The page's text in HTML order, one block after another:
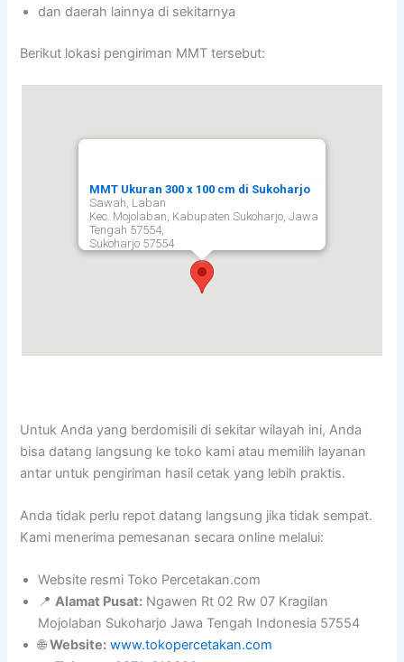
dan daerah lainnya di sekitarnya
Berikut lokasi pengiriman MMT tersebut:
MMT Ukuran 300 x 100 cm di Sukoharjo
Sawah, Laban
Kec. Mojolaban, Kabupaten Sukoharjo, Jawa
Tengah 57554,
Sukoharjo 57554
Untuk Anda yang berdomisili di sekitar wilayah ini, Anda
bisa datang langsung ke toko kami atau memilih layanan
antar untuk pengiriman hasil cetak yang lebih praktis.
Anda tidak perlu repot datang langsung jika tidak sempat.
Kami menerima pemesanan secara online melalui:
Website resmi Toko Percetakan.com
📍Alamat Pusat: Ngawen Rt 02 Rw 07 Kragilan
Mojolaban Sukoharjo Jawa Tengah Indonesia 57554
🌐Website: www.tokopercetakan.com